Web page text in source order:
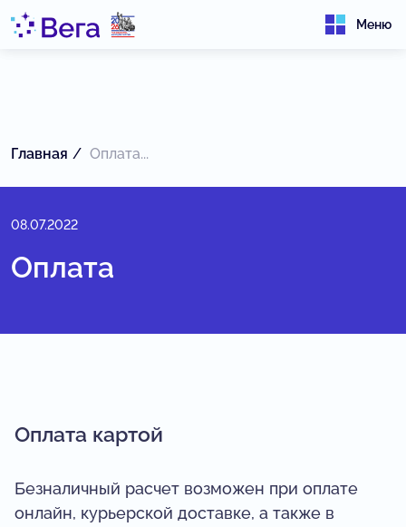
Меню
Главная Оплата...
08.07.2022
Оплата
Оплата картой
Безналичный расчет возможен при оплате
онлайн, курьерской доставке, а также в